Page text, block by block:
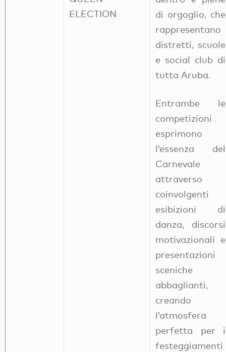
ELECTION
di orgoglio, che
rappresentano
distretti, scuole
e social club di
tutta Aruba.
Entrambe le
competizioni
esprimono
l’essenza del
Carnevale
attraverso
coinvolgenti
esibizioni di
danza, discorsi
motivazionali e
presentazioni
sceniche
abbaglianti,
creando
l’atmosfera
perfetta per i
festeggiamenti